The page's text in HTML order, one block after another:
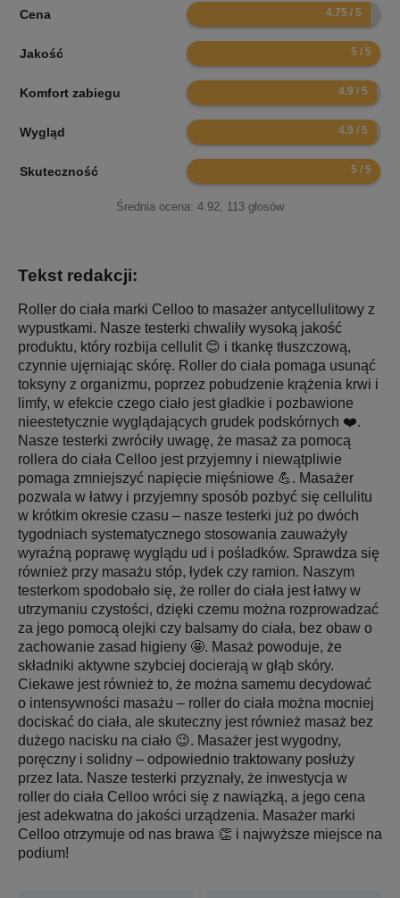
Cena 9.5
Jakość 10
Komfort zabiegu 9.8
Wygląd 9.8
Skuteczność 10
Średnia ocena: 4.92, 113 głosów
Tekst redakcji:
Roller do ciała marki Celloo to masażer antycellulitowy z
wypustkami. Nasze testerki chwaliły wysoką jakość
produktu, który rozbija cellulit 😊 i tkankę tłuszczową,
czynnie ujęrniając skórę. Roller do ciała pomaga usunąć
toksyny z organizmu, poprzez pobudzenie krążenia krwi i
limfy, w efekcie czego ciało jest gładkie i pozbawione
nieestetycznie wyglądających grudek podskórnych ❤️.
Nasze testerki zwróciły uwagę, że masaż za pomocą
rollera do ciała Celloo jest przyjemny i niewątpliwie
pomaga zmniejszyć napięcie mięśniowe 💪. Masażer
pozwala w łatwy i przyjemny sposób pozbyć się cellulitu
w krótkim okresie czasu – nasze testerki już po dwóch
tygodniach systematycznego stosowania zauważyły
wyraźną poprawę wyglądu ud i pośladków. Sprawdza się
również przy masażu stóp, łydek czy ramion. Naszym
testerkom spodobało się, że roller do ciała jest łatwy w
utrzymaniu czystości, dzięki czemu można rozprowadzać
za jego pomocą olejki czy balsamy do ciała, bez obaw o
zachowanie zasad higieny 🤩. Masaż powoduje, że
składniki aktywne szybciej docierają w głąb skóry.
Ciekawe jest również to, że można samemu decydować
o intensywności masażu – roller do ciała można mocniej
dociskać do ciała, ale skuteczny jest również masaż bez
dużego nacisku na ciało 😉. Masażer jest wygodny,
poręczny i solidny – odpowiednio traktowany posłuży
przez lata. Nasze testerki przyznały, że inwestycja w
roller do ciała Celloo wróci się z nawiązką, a jego cena
jest adekwatna do jakości urządzenia. Masażer marki
Celloo otrzymuje od nas brawa 👏 i najwyższe miejsce na
podium!